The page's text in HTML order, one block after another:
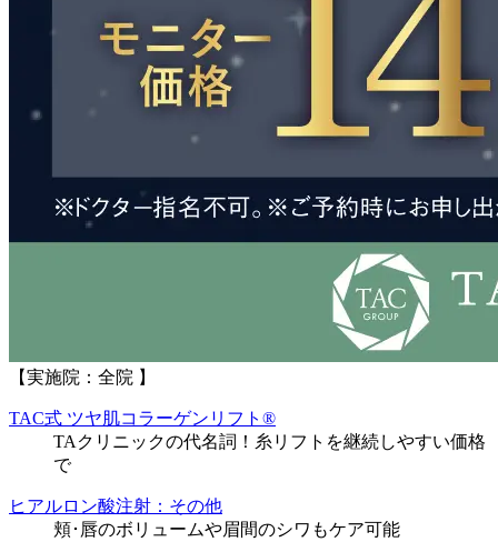
【実施院：全院 】
TAC式 ツヤ肌コラーゲンリフト®
TAクリニックの代名詞！糸リフトを継続しやすい価格
で
ヒアルロン酸注射：その他
頬･唇のボリュームや眉間のシワもケア可能